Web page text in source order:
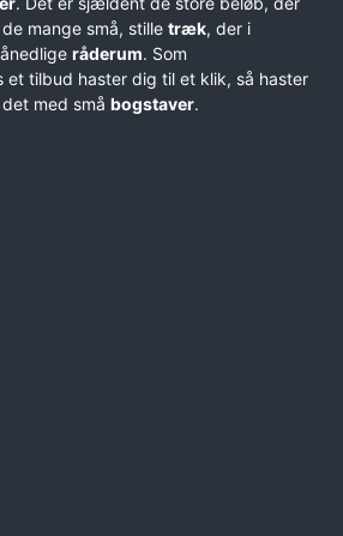
mange små, stille træk, der i
råderum. Som
et tilbud haster dig til et klik, så haster
med små bogstaver.